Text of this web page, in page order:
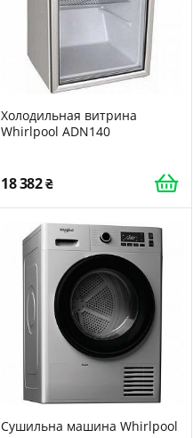
Холодильная витрина
Whirlpool ADN140
18 382
Сушильна машина Whirlpool